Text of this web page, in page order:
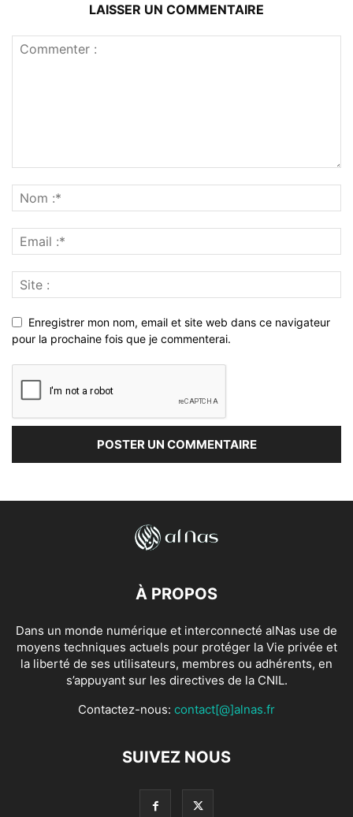
LAISSER UN COMMENTAIRE
Enregistrer mon nom, email et site web dans ce navigateur
pour la prochaine fois que je commenterai.
À PROPOS
Dans un monde numérique et interconnecté alNas use de
moyens techniques actuels pour protéger la Vie privée et
la liberté de ses utilisateurs, membres ou adhérents, en
s’appuyant sur les directives de la CNIL.
Contactez-nous: contact[@]alnas.fr
SUIVEZ NOUS